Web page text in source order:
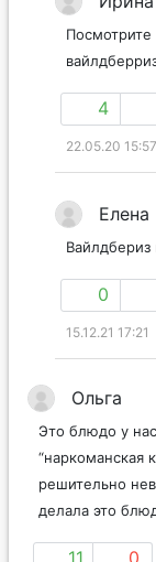
Посмотрите
4
22.05.20 15:57
Елена
0
15.12.21 17:21
Ольга
Это блюдо у
“наркоманская
решительно
делала это
11 0